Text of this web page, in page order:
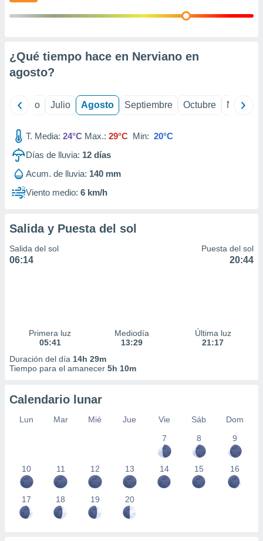
e
mediante
de
¿Qué tiempo hace en Nerviano en
agosto?
Junio Julio Agosto Septiembre Octubre
T. Media: 24°C Max.: 29°C Min: 20°C
Días de lluvia: 12 días
Acum. de lluvia: 140 mm
Viento medio: 6 km/h
Salida y Puesta del sol
Salida del sol
06:14
Puesta del sol
20:44
Primera luz
05:41
Mediodía
13:29
Última luz
21:17
Duración del día 14h 29m
Tiempo para el amanecer 5h 10m
Calendario lunar
Lun Mar Mié Jue Vie Sáb
Dom
7
8 9
10 11 12 13 14 15 16
17 18 19 20